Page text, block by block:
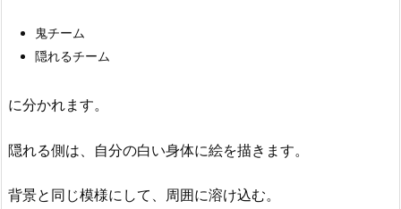
ム
は、
ず
も
雑
鬼チーム
隠れるチーム
に分かれます。
隠れる側は、自分の白い身体に絵を描きます。
背景と同じ模様にして、周囲に溶け込む。